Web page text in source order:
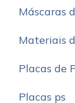
Máscaras
Materiais
Placas de
Placas ps